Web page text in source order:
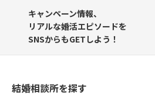
キャンペーン情報、
リアルな婚活エピソードを
SNSからもGETしよう！
結婚相談所を探す